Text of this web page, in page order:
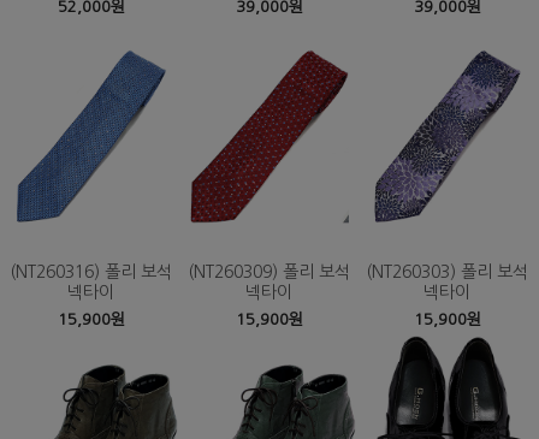
52,000원 39,000원 39,000원
(NT260316) 폴리 보석
넥타이
15,900원
(NT260309) 폴리 보석
넥타이
15,900원
(NT260303) 폴리 보석
넥타이
15,900원